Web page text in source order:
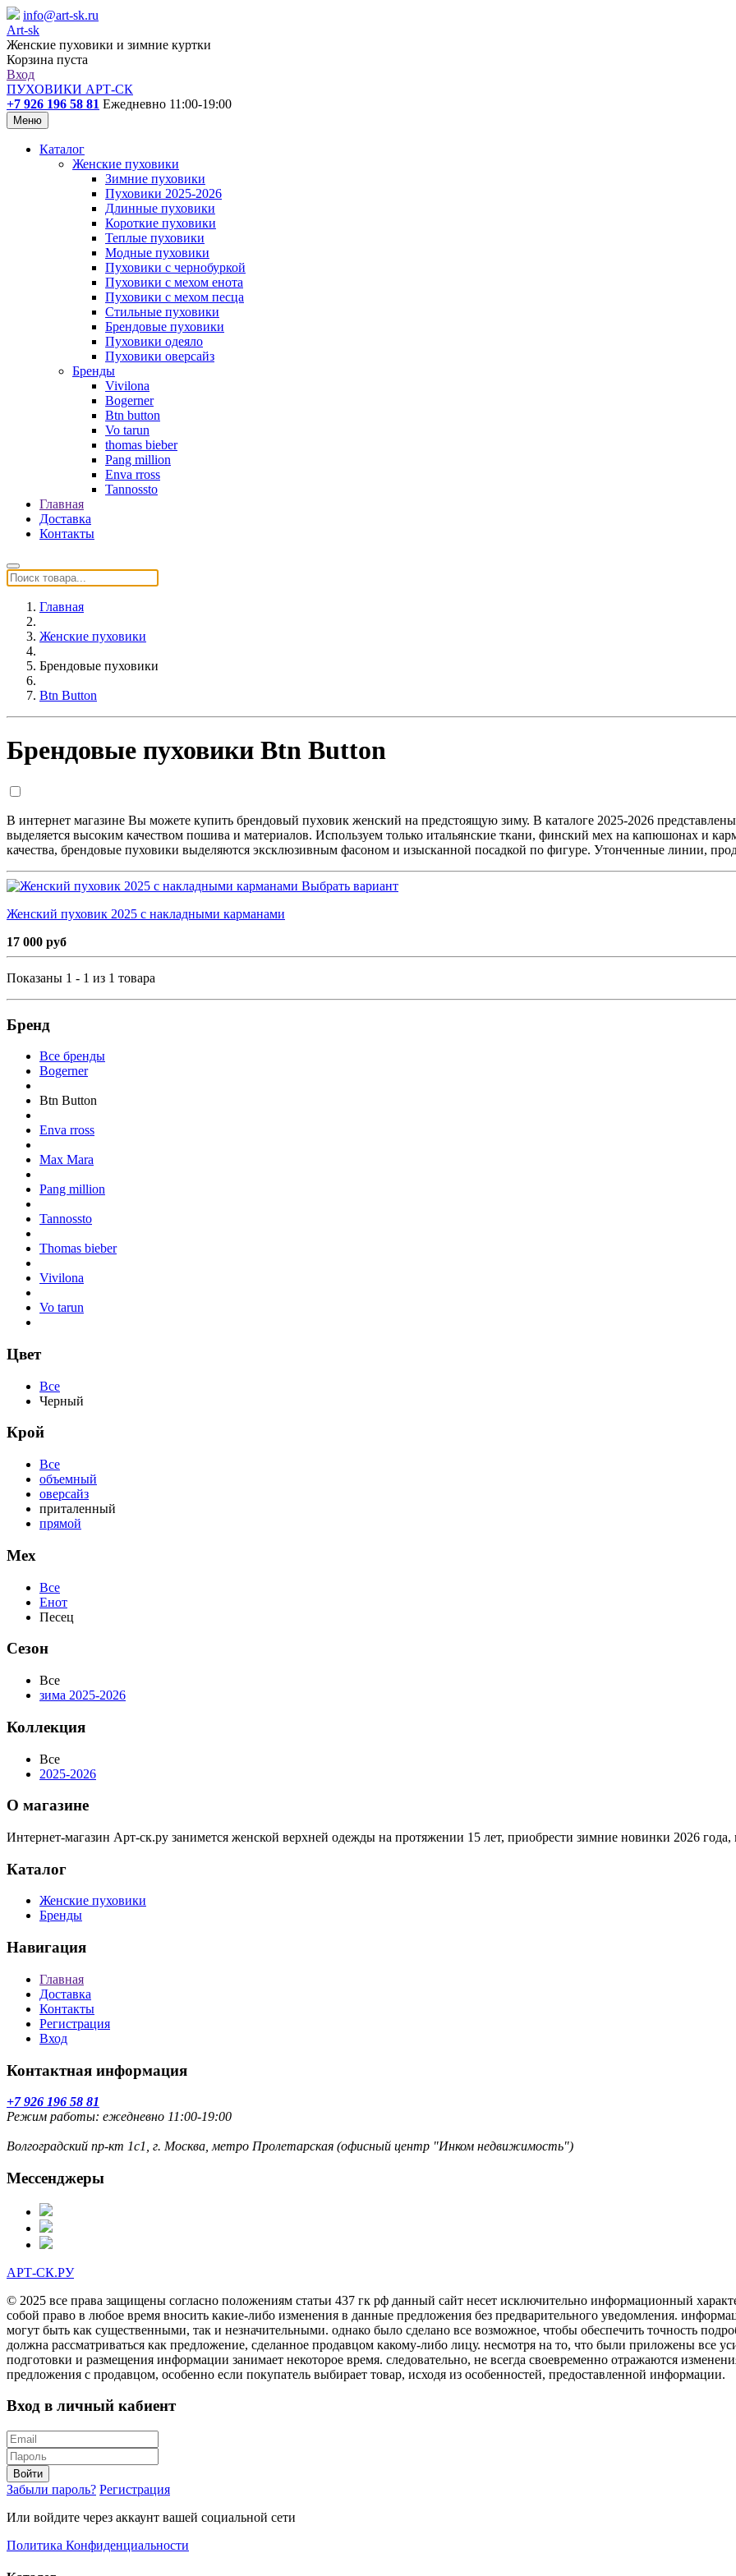
info@art-sk.ru
Art-sk
Женские пуховики и зимние куртки
Корзина пуста
Вход
ПУХОВИКИ АРТ-СК
+7 926 196 58 81 Ежедневно 11:00-19:00
Меню
Каталог
Женские пуховики
Зимние пуховики
Пуховики 2025-2026
Длинные пуховики
Короткие пуховики
Теплые пуховики
Модные пуховики
Пуховики с чернобуркой
Пуховики с мехом енота
Пуховики с мехом песца
Стильные пуховики
Брендовые пуховики
Пуховики одеяло
Пуховики оверсайз
Бренды
Vivilona
Bogerner
Btn button
Vo tarun
thomas bieber
Pang million
Enva rross
Tannossto
Главная
Доставка
Контакты
Главная
Женские пуховики
Брендовые пуховики
Btn Button
Брендовые пуховики Btn Button
В интернет магазине Вы можете купить брендовый пуховик женский на предстоящую зиму. В каталоге 2025-2026
выделяется высоким качеством пошива и материалов. Используем только итальянские ткани, финский мех на капюшонах и
качества, брендовые пуховики выделяются эксклюзивным фасоном и изысканной посадкой по фигуре. Утонченные линии,
Выбрать вариант
Женский пуховик 2025 с накладными карманами
17 000 руб
Показаны 1 - 1 из 1 товара
Бренд
Все бренды
Bogerner
Btn Button
Enva rross
Max Mara
Pang million
Tannossto
Thomas bieber
Vivilona
Vo tarun
Цвет
Все
Черный
Крой
Все
объемный
оверсайз
приталенный
прямой
Мех
Все
Енот
Песец
Сезон
Все
зима 2025-2026
Коллекция
Все
2025-2026
О магазине
Интернет-магазин Арт-ск.ру занимется женской верхней одежды на протяжении 15 лет, приобрести зимние новинки 2026
Каталог
Женские пуховики
Бренды
Навигация
Главная
Доставка
Контакты
Регистрация
Вход
Контактная информация
+7 926 196 58 81
Режим работы: ежедневно 11:00-19:00
Волгоградский пр-кт 1с1, г. Москва, метро Пролетарская (офисный центр "Инком недвижимость")
Мессенджеры
АРТ-СК.РУ
© 2025 все права защищены согласно положениям статьи 437 гк рф данный сайт несет исключительно информационный
собой право в любое время вносить какие-либо изменения в данные предложения без предварительного уведомления.
могут быть как существенными, так и незначительными. однако было сделано все возможное, чтобы обеспечить точность
должна рассматриваться как предложение, сделанное продавцом какому-либо лицу. несмотря на то, что были приложены все
подготовки и размещения информации занимает некоторое время. следовательно, не всегда своевременно отражаются
предложения с продавцом, особенно если покупатель выбирает товар, исходя из особенностей, предоставленной информации.
Вход в личный кабиент
Войти
Забыли пароль? Регистрация
Или войдите через аккаунт вашей социальной сети
Политика Конфиденциальности